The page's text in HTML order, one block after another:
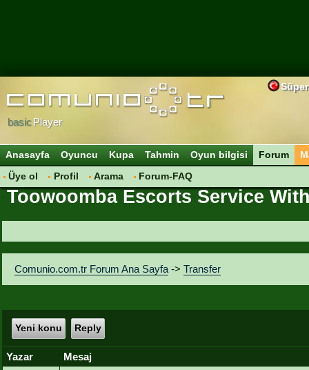
basicPlayer
Anasayfa Oyuncu Kupa Tahmin Oyun bilgisi
Forum
Üye ol
Profil Arama Forum-FAQ
Toowoomba Escorts Service
Comunio.com.tr Forum Ana Sayfa ->Transfer
Yeni konu Reply
Yazar
Mesaj